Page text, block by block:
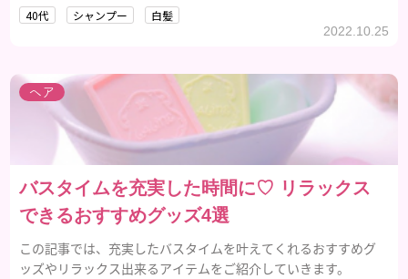
40代 シャンプー 白髪
2022.10.25
ヘア
バスタイムを充実した時間に♡ リラックス
できるおすすめグッズ4選
この記事では、充実したバスタイムを叶えてくれるおすすめグ
ッズやリラックス出来るアイテムをご紹介していきます。